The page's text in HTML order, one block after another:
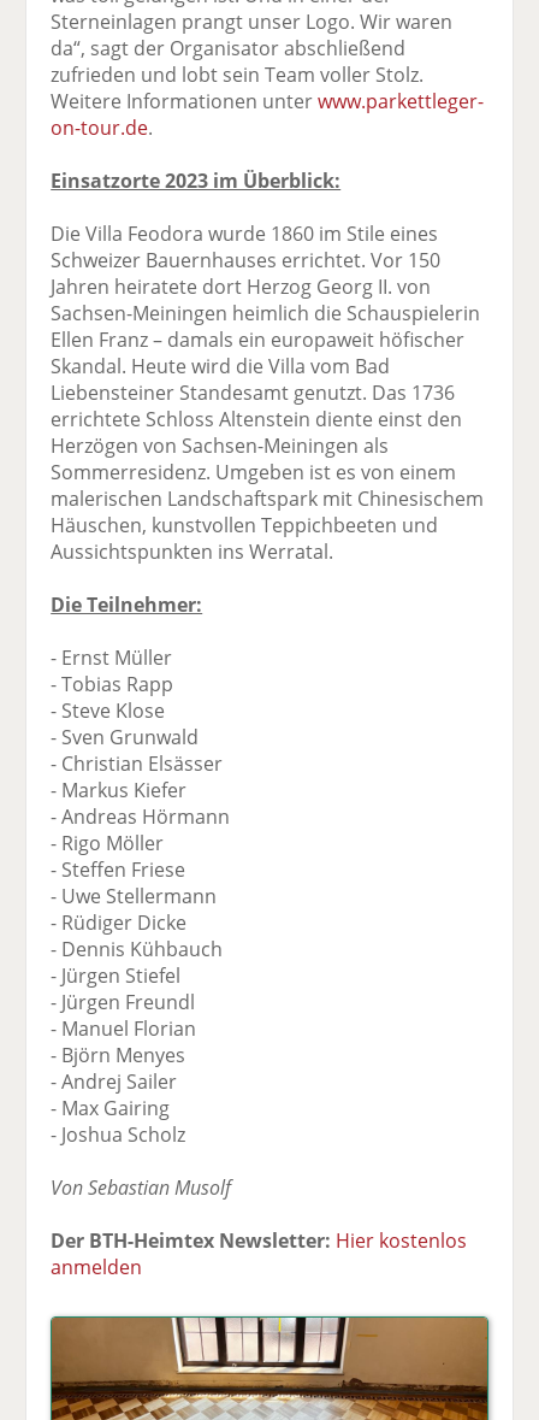
Sterneinlagen prangt unser Logo. Wir waren
da“, sagt der Organisator abschließend
zufrieden und lobt sein Team voller Stolz.
Weitere Informationen unterwww.parkettleger-
on-tour.de.
Einsatzorte 2023 im Überblick:
Die Villa Feodora wurde 1860 im Stile eines
Schweizer Bauernhauses errichtet. Vor 150
Jahren heiratete dort Herzog Georg II. von
Sachsen-Meiningen heimlich die Schauspielerin
Ellen Franz – damals ein europaweit höfischer
Skandal. Heute wird die Villa vom Bad
Liebensteiner Standesamt genutzt. Das 1736
errichtete Schloss Altenstein diente einst den
Herzögen von Sachsen-Meiningen als
Sommerresidenz. Umgeben ist es von einem
malerischen Landschaftspark mit Chinesischem
Häuschen, kunstvollen Teppichbeeten und
Aussichtspunkten ins Werratal.
Die Teilnehmer:
- Ernst Müller
- Tobias Rapp
- Steve Klose
- Sven Grunwald
- Christian Elsässer
- Markus Kiefer
- Andreas Hörmann
- Rigo Möller
- Steffen Friese
- Uwe Stellermann
- Rüdiger Dicke
- Dennis Kühbauch
- Jürgen Stiefel
- Jürgen Freundl
- Manuel Florian
- Björn Menyes
- Andrej Sailer
- Max Gairing
- Joshua Scholz
Von Sebastian Musolf
Der BTH-Heimtex Newsletter: Hier kostenlos
anmelden